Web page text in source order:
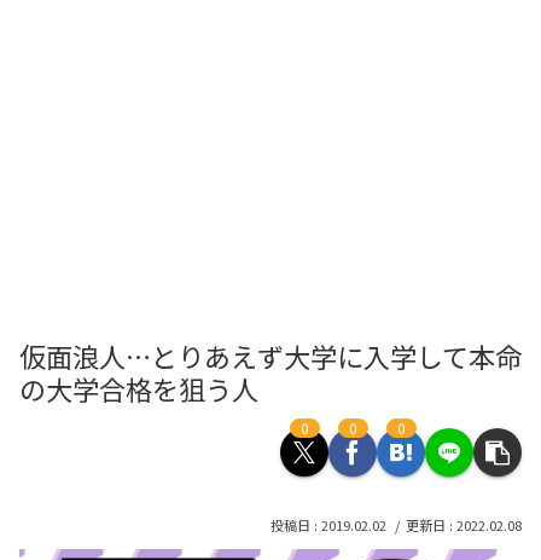
仮面浪人…とりあえず大学に入学して本命
の大学合格を狙う人
0 0 0
2019.02.02 2022.02.08